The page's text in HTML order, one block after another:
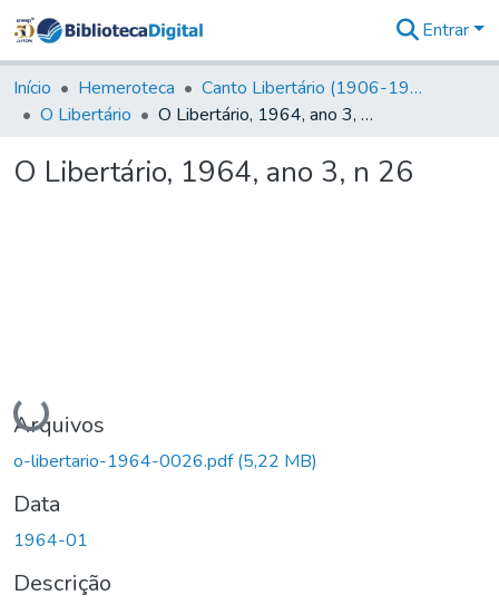
&
Coleções
Tudo na
Digital
Entrar
Início Hemeroteca
Canto Libertário (1906-1995)
O Libertário
O Libertário, 1964, ano 3, n 26
O Libertário, 1964, ano 3, n 26
Carregando...
Arquivos
o-libertario-1964-0026.pdf(5,22 MB)
Data
1964-01
Descrição